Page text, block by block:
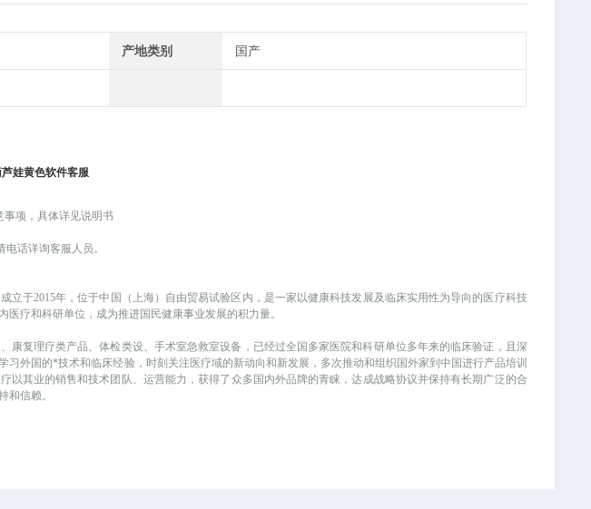
产地类别 国产
葫芦娃黄色软件客服
项，具体详见说明书
话详询客服人员。
立于2015年，位于中国（上海）自由贸易试验区内，是一家以健康科技发展及临床实用性为导向的医疗科技
医疗和科研单位，成为推进国民健康事业发展的积力量。
理疗类产品、体检类设、手术室急救室设备，已经过全国多家医院和科研单位多年来的临床验证，且深
外国的*技术和临床经验，时刻关注医疗域的新动向和新发展，多次推动和组织国外家到中国进行产品培训
其业的销售和技术团队、运营能力，获得了众多国内外品牌的青睐，达成战略协议并保持有长期广泛的合
信赖。